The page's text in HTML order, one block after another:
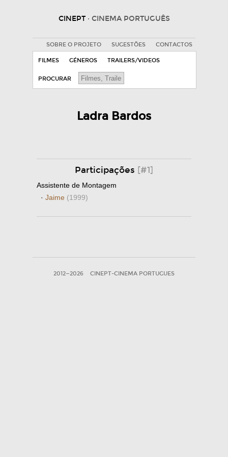
CINEPT · CINEMA PORTUGUÊS
SOBRE O PROJETO SUGESTÕES CONTACTOS
FILMES GÉNEROS TRAILERS/VIDEOS
PROCURAR
Ladra Bardos
Participações [#1]
Assistente de Montagem
· Jaime (1999)
2012—2026 CINEPT-CINEMA PORTUGUES